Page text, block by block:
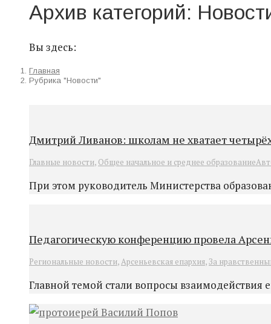
Архив категорий:
Вы здесь:
Главная
Рубрика "Новости"
Дмитрий Ливанов: школам не хватает
Главные новости, Общее начальное и среднее образование
При этом руководитель Министерства
Педагогическую конференцию провела
Pегиональные новости,Арсеньевская епархия,За
Главной темой стали вопросы